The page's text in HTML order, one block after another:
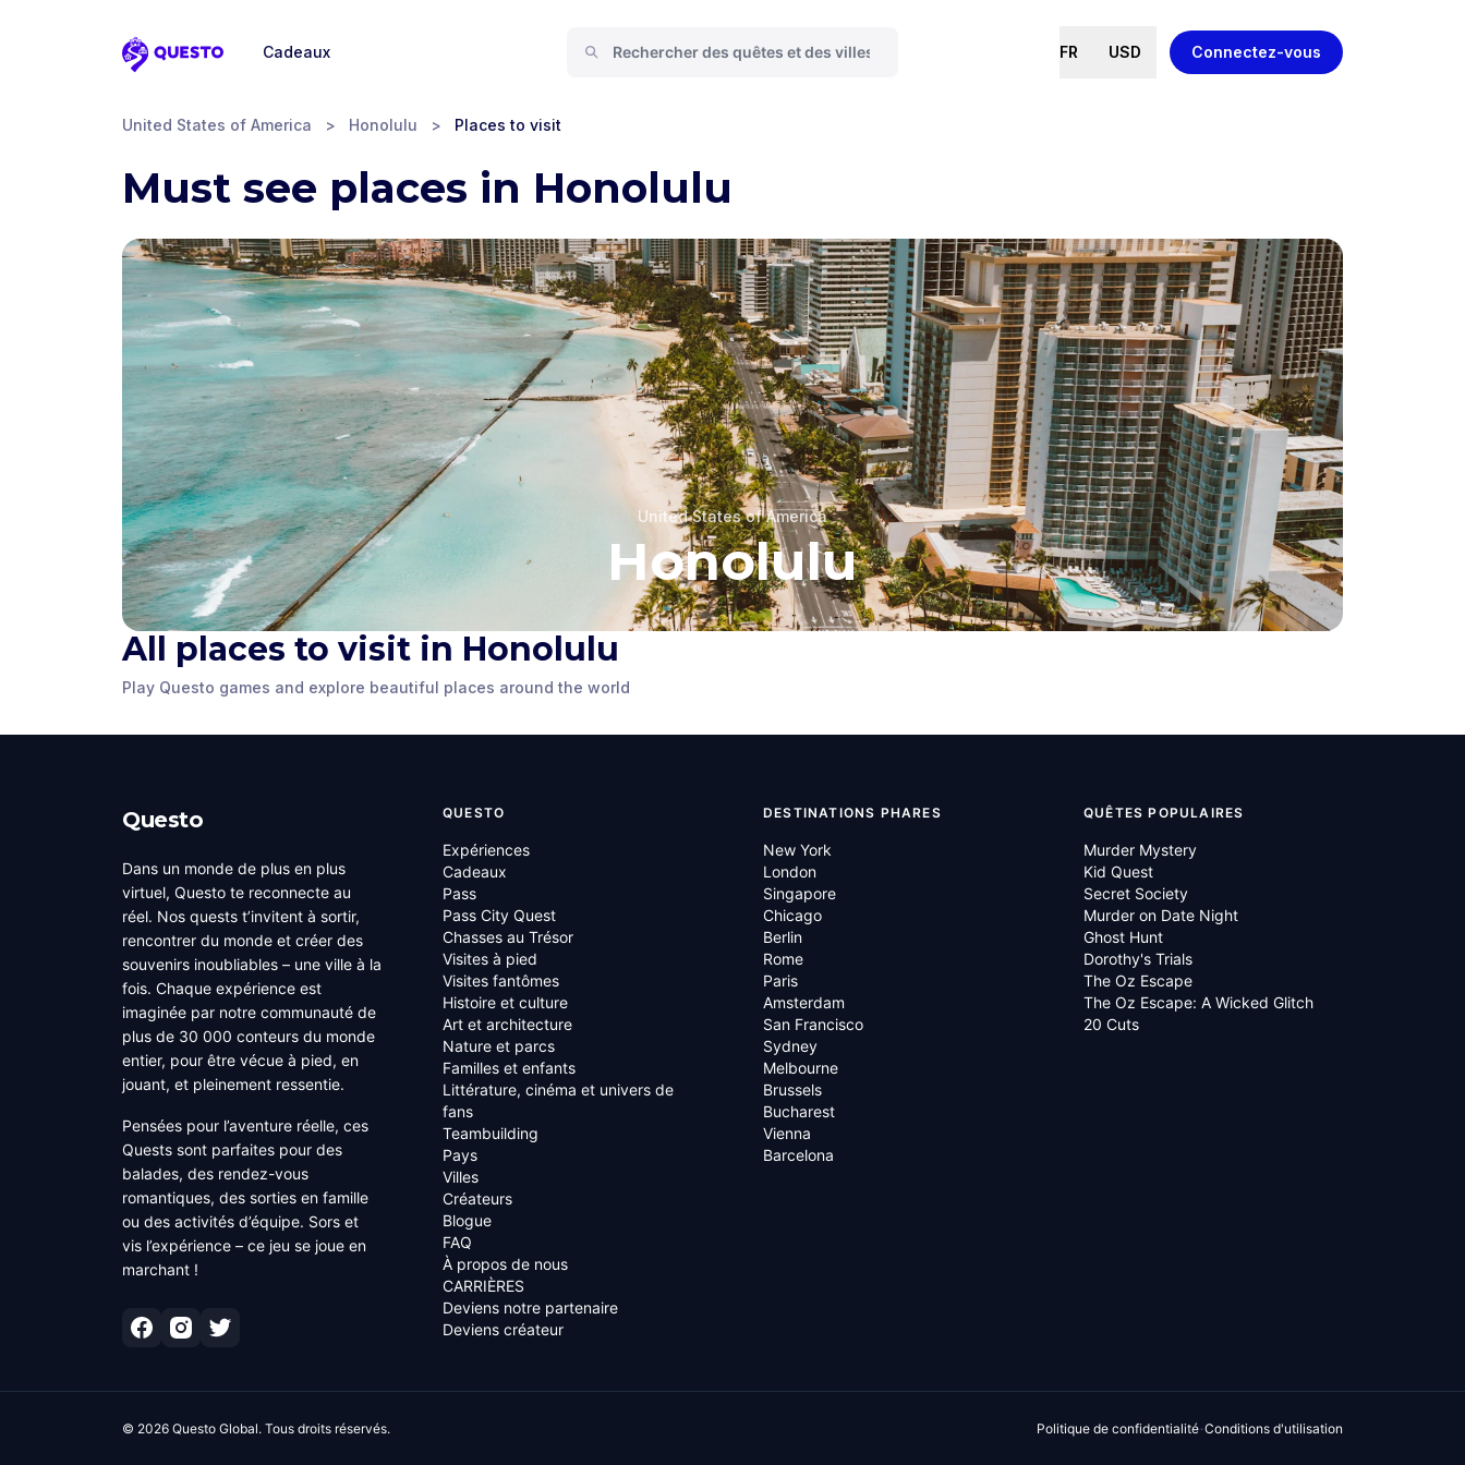
Questo
Cadeaux FR USD Connectez-vous
United States of America > Honolulu > Places to visit
Must see places in Honolulu
United States of America
Honolulu
All places to visit in Honolulu
Play Questo games and explore beautiful places around the world
Storyteller Statue
Honolulu,United States of
Helumoa
Honolulu ,United States of
Questo
Dans un monde de plus en plus
virtuel, Questo te reconnecte au
réel. Nos quests t’invitent à sortir,
rencontrer du monde et créer des
souvenirs inoubliables – une ville à la
fois. Chaque expérience est
imaginée par notre communauté de
plus de 30 000 conteurs du monde
entier, pour être vécue à pied, en
jouant, et pleinement ressentie.
Pensées pour l’aventure réelle, ces
Quests sont parfaites pour des
balades, des rendez-vous
romantiques, des sorties en famille
ou des activités d’équipe. Sors et
vis l’expérience – ce jeu se joue en
marchant !
QUESTO
Expériences
Cadeaux
Pass
Pass City Quest
Chasses au Trésor
Visites à pied
Visites fantômes
Histoire et culture
Art et architecture
Nature et parcs
Familles et enfants
Littérature, cinéma et univers de
fans
Teambuilding
Pays
Villes
Créateurs
Blogue
FAQ
À propos de nous
CARRIÈRES
Deviens notre partenaire
Deviens créateur
DESTINATIONS PHARES
New York
London
Singapore
Chicago
Berlin
Rome
Paris
Amsterdam
San Francisco
Sydney
Melbourne
Brussels
Bucharest
Vienna
Barcelona
QUÊTES POPULAIRES
Murder Mystery
Kid Quest
Secret Society
Murder on Date Night
Ghost Hunt
Dorothy's Trials
The Oz Escape
The Oz Escape: A Wicked Glitch
20 Cuts
© 2026 Questo Global. Tous droits réservés. Politique de confidentialité·Conditions d'utilisation